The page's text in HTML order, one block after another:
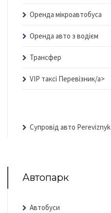
Оренда мікроавтобуса
Оренда авто з водієм
Трансфер
VIP таксі Перевізник/a>
Супровід авто Pereviznyk
Автопарк
Автобуси